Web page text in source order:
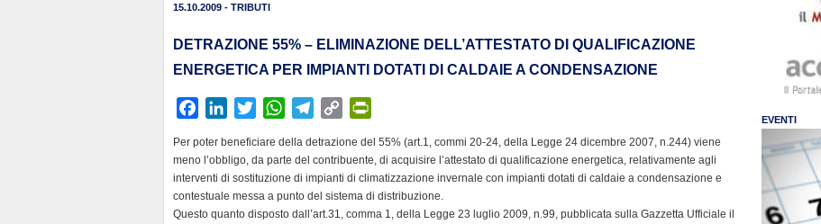
15.10.2009 - TRIBUTI
DETRAZIONE 55% – ELIMINAZIONE DELL’ATTESTATO DI QUALIFICAZIONE
ENERGETICA PER IMPIANTI DOTATI DI CALDAIE A CONDENSAZIONE
c
e
b
o
n
k
e
d
i
t
t
e
W
a
t
s
A
l
e
g
r
C
p
y
L
i
i
n
t
F
Per poter beneficiare della detrazione del 55% (art.1, commi 20-24, della Legge 24 dicembre 2007, n.244) viene
meno l’obbligo, da parte del contribuente, di acquisire l’attestato di qualificazione energetica, relativamente agli
interventi di sostituzione di impianti di climatizzazione invernale con impianti dotati di caldaie a condensazione e
contestuale messa a punto del sistema di distribuzione.
Questo quanto disposto dall’art.31, comma 1, della Legge 23 luglio 2009, n.99, pubblicata sulla Gazzetta Ufficiale il
EVENTI